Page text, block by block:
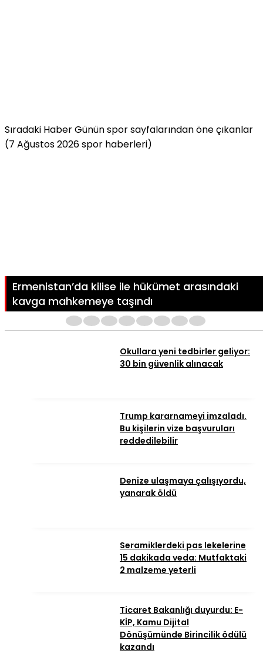
Sıradaki HaberGünün spor sayfalarından öne çıkanlar
(7 Ağustos 2026 spor haberleri)
Ermenistan’da kilise ile hükümet arasındaki
kavga mahkemeye taşındı
Okullara yeni tedbirler geliyor:
30 bin güvenlik alınacak
Trump kararnameyi imzaladı.
Bu kişilerin vize başvuruları
reddedilebilir
Denize ulaşmaya çalışıyordu,
yanarak öldü
Seramiklerdeki pas lekelerine
15 dakikada veda: Mutfaktaki
2 malzeme yeterli
Ticaret Bakanlığı duyurdu: E-
KİP, Kamu Dijital
Dönüşümünde Birincilik ödülü
kazandı